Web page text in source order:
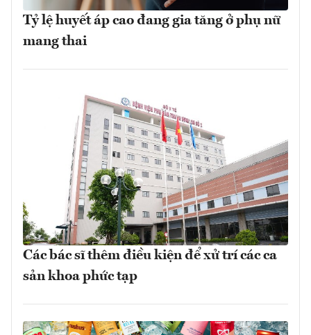
Tỷ lệ huyết áp cao đang gia tăng ở phụ nữ
mang thai
Các bác sĩ thêm điều kiện để xử trí các ca
sản khoa phức tạp